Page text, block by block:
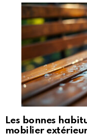
Les bonnes
mobilier